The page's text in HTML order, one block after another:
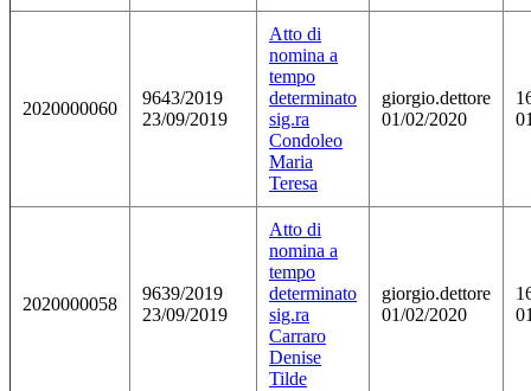
2020000060
9643/2019
23/09/2019
Atto di
nomina a
tempo
determinato
sig.ra
Condoleo
Maria
Teresa
giorgio.dettore
01/02/2020
2020000058
9639/2019
23/09/2019
Atto di
nomina a
tempo
determinato
sig.ra
Carraro
Denise
Tilde
giorgio.dettore
01/02/2020